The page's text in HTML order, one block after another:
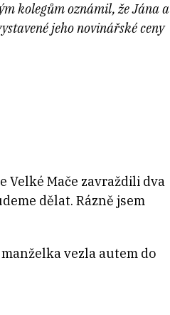
kolegům oznámil, že Jána a
jeho novinářské ceny
Velké Mače zavraždili dva
dělat. Rázně jsem
vezla autem do